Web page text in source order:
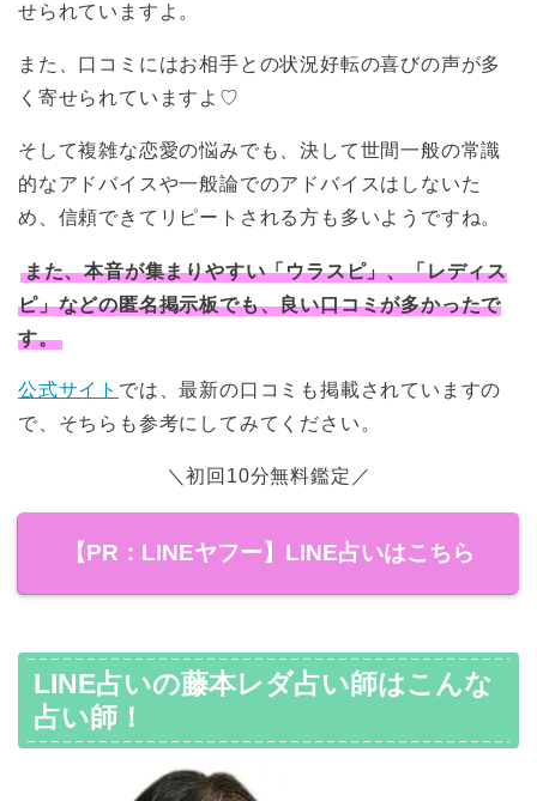
せられていますよ。
また、口コミにはお相手との状況好転の喜びの声が多
く寄せられていますよ♡
そして複雑な恋愛の悩みでも、決して世間一般の常識
的なアドバイスや一般論でのアドバイスはしないた
め、信頼できてリピートされる方も多いようですね。
また、本音が集まりやすい「ウラスピ」、「レディス
ピ」などの匿名掲示板でも、良い口コミが多かったで
す。
公式サイト では、最新の口コミも掲載されていますの
で、そちらも参考にしてみてください。
＼初回10分無料鑑定／
【PR：LINEヤフー】LINE占いはこちら
LINE占いの藤本レダ占い師はこんな
占い師！